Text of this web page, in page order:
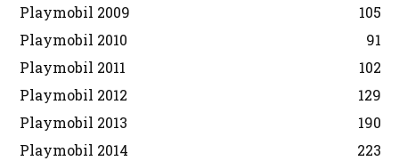
Playmobil 2009
105
Playmobil 2010
91
Playmobil 2011
102
Playmobil 2012
129
Playmobil 2013
190
Playmobil 2014
223